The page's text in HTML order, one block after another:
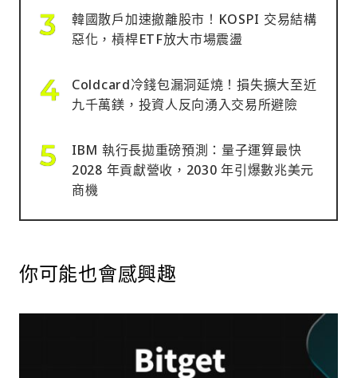
韓國散戶加速撤離股市！KOSPI 交易結構
惡化，槓桿ETF放大市場震盪
Coldcard冷錢包漏洞延燒！損失擴大至近
九千萬鎂，投資人反向湧入交易所避險
IBM 執行長拋重磅預測：量子運算最快
2028 年貢獻營收，2030 年引爆數兆美元
商機
你可能也會感興趣